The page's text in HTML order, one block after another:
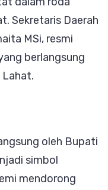
Selamat
atas
Dilantiknya
Sekretaris Daerah
MSi, resmi
berlangsung
Lahat.
oleh Bupati
simbol
mendorong